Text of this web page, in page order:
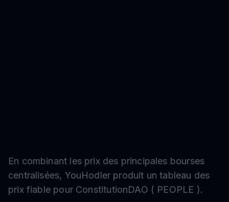
En combinant les prix des principales bourses
centralisées, YouHodler produit un tableau des
prix fiable pour ConstitutionDAO ( PEOPLE ).